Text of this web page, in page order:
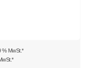
% MwSt.*